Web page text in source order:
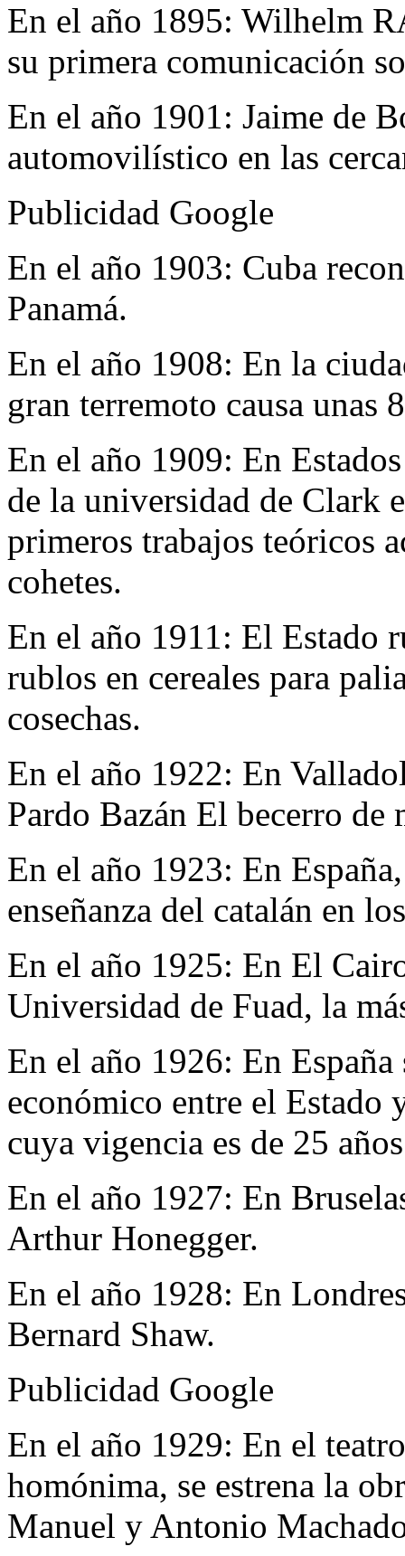
En el año 1895: Wilhelm
su primera comunicación
En el año 1901: Jaime de
automovilístico en las
Publicidad Google
En el año 1903: Cuba
Panamá.
En el año 1908: En la
gran terremoto causa unas
En el año 1909: En
de la universidad de Clark
primeros trabajos teóricos
cohetes.
En el año 1911: El Estado
rublos en cereales para
cosechas.
En el año 1922: En
Pardo Bazán El becerro de
En el año 1923: En
enseñanza del catalán en
En el año 1925: En El
Universidad de Fuad, la
En el año 1926: En
económico entre el Estado
cuya vigencia es de 25
En el año 1927: En
Arthur Honegger.
En el año 1928: En
Bernard Shaw.
Publicidad Google
En el año 1929: En el
homónima, se estrena la
Manuel y Antonio